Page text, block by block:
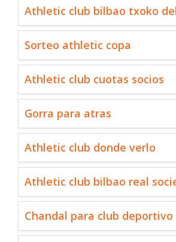
Athletic club bilbao txoko
Sorteo athletic copa
Athletic club cuotas socios
Gorra para atras
Athletic club donde verlo
Athletic club bilbao real
Chandal para club deportivo